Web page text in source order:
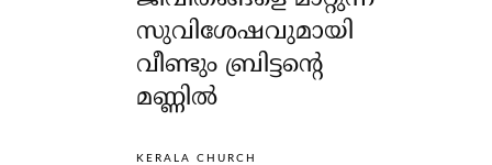
സുവിശേഷവുമായി
വീണ്ടും ബ്രിട്ടന്റെ
മണ്ണിൽ
KERALA CHURCH